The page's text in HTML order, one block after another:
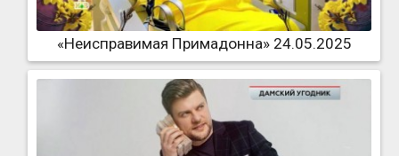
«Неисправимая Примадонна» 24.05.2025